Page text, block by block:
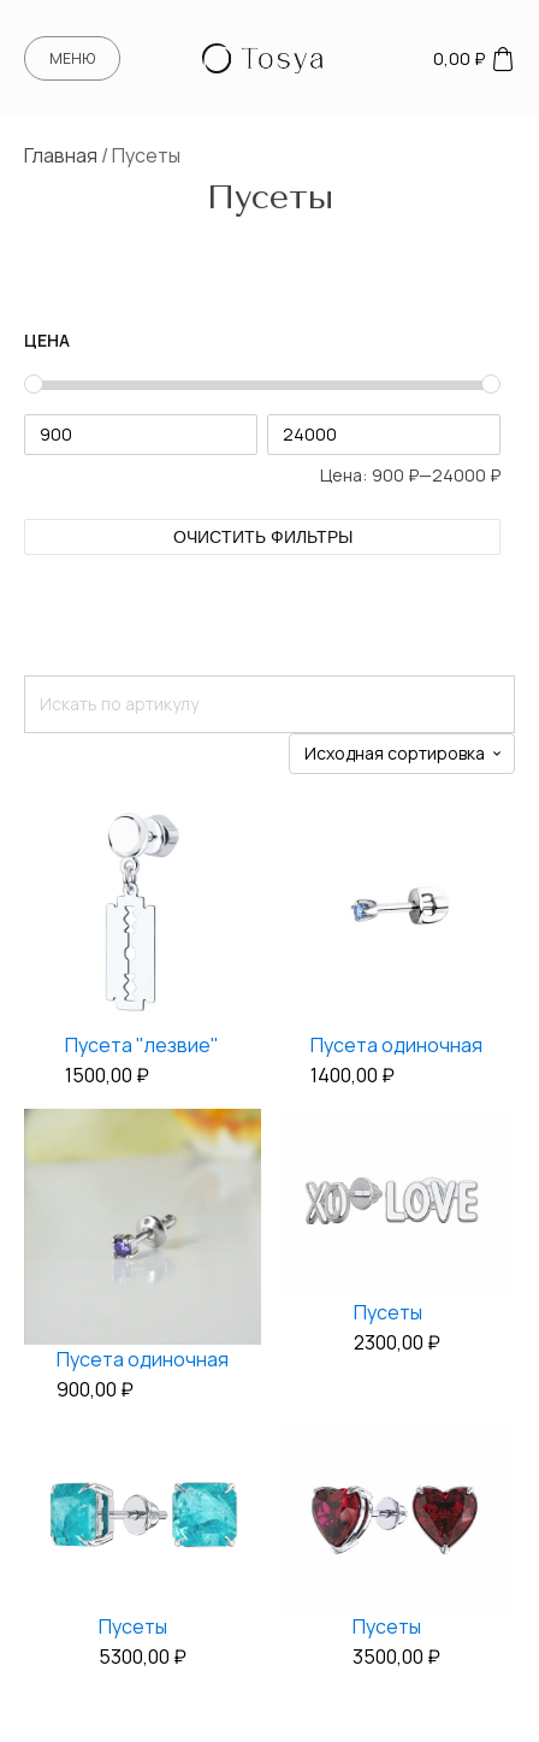
МЕНЮ 0,00 ₽
Главная / Пусеты
Пусеты
ЦЕНА
Цена: 900 ₽—24000 ₽
ОЧИСТИТЬ ФИЛЬТРЫ
Пусета "лезвие"
1500,00 ₽
Пусета одиночная
1400,00 ₽
Пусета одиночная
900,00 ₽
Пусеты
2300,00 ₽
Пусеты
5300,00 ₽
Пусеты
3500,00 ₽